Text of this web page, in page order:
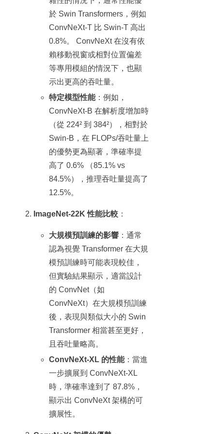
於 Swin Transformers，例如
ConvNeXt-T 比 Swin-T 高出
0.8%。 ConvNeXt 在沒有依
賴移動視窗或相對位置偏差
等專用模組的情況下，也顯
示出更高的吞吐量。
特定模型性能：例如，
ConvNeXt-B 在解析度增加時
（從 224² 到 384²），相對於
Swin-B，在 FLOPs/吞吐量上
的優勢更為顯著，準確率提
高了 0.6% （85.1% vs
84.5%），推理吞吐量提高了
12.5%。
ImageNet-22K 性能比較 ：
大規模預訓練的影響 ：通常
認為視覺 Transformer 在大規
模預訓練時可能表現較佳，
但實驗結果顯示，適當設計
的 ConvNet（如
ConvNeXt）在大規模預訓練
後，表現與類似大小的 Swin
Transformer 相當甚至更好，
且吞吐量略高。
ConvNeXt-XL 的性能：當進
一步擴展到 ConvNeXt-XL
時，準確率達到了 87.8%，
顯示出 ConvNeXt 架構的可
擴展性。